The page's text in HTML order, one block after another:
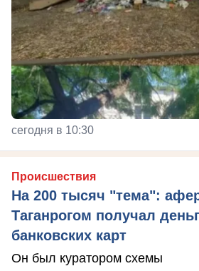
сегодня в 10:30
Происшествия
На 200 тысяч "тема":
Таганрогом получал
банковских карт
Он был куратором схемы